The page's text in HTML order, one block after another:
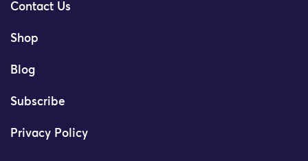
Contact Us
Shop
Blog
Subscribe
Privacy Policy